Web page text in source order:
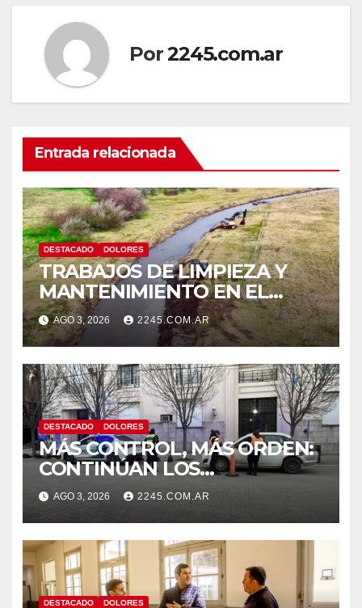
Por2245.com.ar
Entrada relacionada
DESTACADO DOLORES
TRABAJOS DE LIMPIEZA Y
MANTENIMIENTO EN EL
CANAL LA PICASA
AGO 3, 2026 2245.COM.AR
DESTACADO DOLORES
MÁS CONTROL, MÁS ORDEN:
CONTINÚAN LOS
OPERATIVOS PREVENTIVOS
DE TRÁNSITO EN DOLORES
AGO 3, 2026 2245.COM.AR
DESTACADO DOLORES